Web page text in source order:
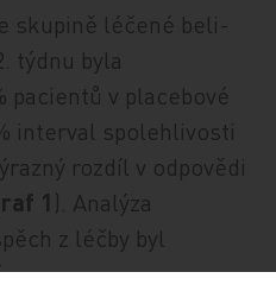
skupině léčené be­li­
týdnu byla
pacientů v placebové
interval spolehlivosti
rozdíl v odpovědi
1 ). Analýza
z léčby byl